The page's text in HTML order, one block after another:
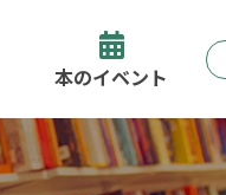
本のイベント